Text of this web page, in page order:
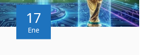
17
Ene